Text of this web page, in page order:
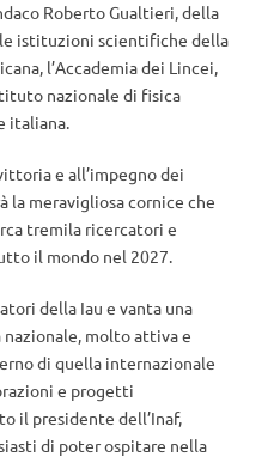
Roberto Gualtieri, della
istituzioni scientifiche della
l’Accademia dei Lincei,
nazionale di fisica
italiana.
e all’impegno dei
la meravigliosa cornice che
tremila ricercatori e
il mondo nel 2027.
della Iau e vanta una
molto attiva e
di quella internazionale
e progetti
il presidente dell’Inaf,
di poter ospitare nella